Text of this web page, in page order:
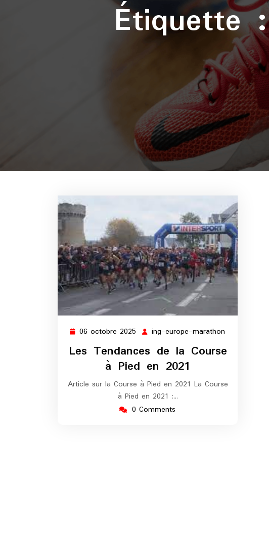
06 octobre 2025 06
octobre
2025
ing-europe-marathon
marathon
Les Tendances de la Course
à Pied en 2021
Article sur la Course à Pied en 2021 La Course
à Pied en 2021 :…
0 Comments